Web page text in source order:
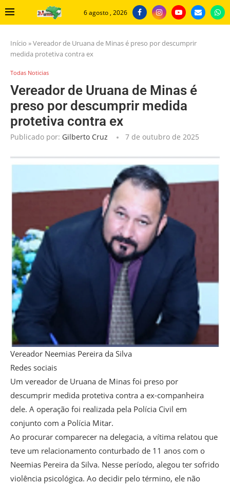
6 agosto , 2026
Início »Vereador de Uruana de Minas é preso por descumprir
medida protetiva contra ex
Todas Noticias
Vereador de Uruana de Minas é
preso por descumprir medida
protetiva contra ex
Publicado por: Gilberto Cruz 7 de outubro de 2025
Vereador Neemias Pereira da Silva
Redes sociais
Um vereador de Uruana de Minas foi preso por
descumprir medida protetiva contra a ex-companheira
dele. A operação foi realizada pela Polícia Civil em
conjunto com a Polícia Mitar.
Ao procurar comparecer na delegacia, a vítima relatou que
teve um relacionamento conturbado de 11 anos com o
Neemias Pereira da Silva. Nesse período, alegou ter sofrido
violência psicológica. Ao decidir pelo término, ele não